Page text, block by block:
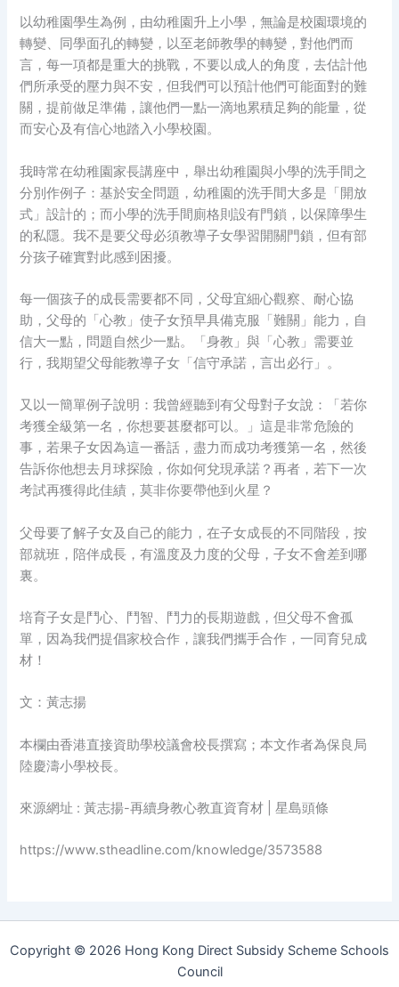
以幼稚園學生為例，由幼稚園升上小學，無論是校園環境的
轉變、同學面孔的轉變，以至老師教學的轉變，對他們而
言，每一項都是重大的挑戰，不要以成人的角度，去估計他
們所承受的壓力與不安，但我們可以預計他們可能面對的難
關，提前做足準備，讓他們一點一滴地累積足夠的能量，從
而安心及有信心地踏入小學校園。
我時常在幼稚園家長講座中，舉出幼稚園與小學的洗手間之
分別作例子：基於安全問題，幼稚園的洗手間大多是「開放
式」設計的；而小學的洗手間廁格則設有門鎖，以保障學生
的私隱。我不是要父母必須教導子女學習開關門鎖，但有部
分孩子確實對此感到困擾。
每一個孩子的成長需要都不同，父母宜細心觀察、耐心協
助，父母的「心教」使子女預早具備克服「難關」能力，自
信大一點，問題自然少一點。「身教」與「心教」需要並
行，我期望父母能教導子女「信守承諾，言出必行」。
又以一簡單例子說明：我曾經聽到有父母對子女說：「若你
考獲全級第一名，你想要甚麼都可以。」這是非常危險的
事，若果子女因為這一番話，盡力而成功考獲第一名，然後
告訴你他想去月球探險，你如何兌現承諾？再者，若下一次
考試再獲得此佳績，莫非你要帶他到火星？
父母要了解子女及自己的能力，在子女成長的不同階段，按
部就班，陪伴成長，有溫度及力度的父母，子女不會差到哪
裏。
培育子女是鬥心、鬥智、鬥力的長期遊戲，但父母不會孤
單，因為我們提倡家校合作，讓我們攜手合作，一同育兒成
材！
文：黃志揚
本欄由香港直接資助學校議會校長撰寫；本文作者為保良局
陸慶濤小學校長。
來源網址 : 黃志揚-再續身教心教直資育材 | 星島頭條
https://www.stheadline.com/knowledge/3573588
Copyright © 2026 Hong Kong Direct Subsidy Scheme Schools
Council